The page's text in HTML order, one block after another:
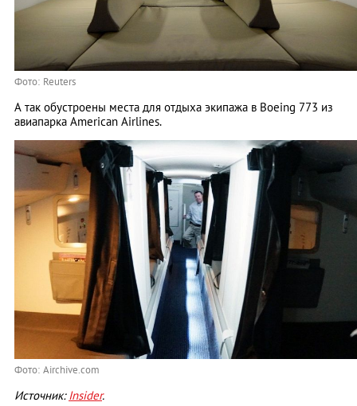
Фото: Reuters
А так обустроены места для отдыха экипажа в Boeing 773 из
авиапарка American Airlines.
Фото: Airchive.com
Источник:Insider.